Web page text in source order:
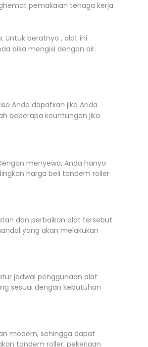
pemakaian tenaga kerja
Untuk beratnya , alat ini
bisa mengisi dengan air.
Anda dapatkan jika Anda
beberapa keuntungan jika
menyewa, Anda hanya
harga beli tandem roller
dan perbaikan alat tersebut.
yang akan melakukan
jadwal penggunaan alat
sesuai dengan kebutuhan
modern, sehingga dapat
tandem roller, pekerjaan